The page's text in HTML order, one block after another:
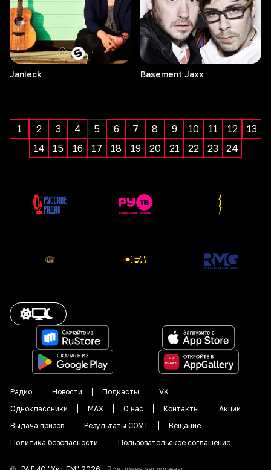
Janieck Basement Jaxx
1 2 3 4 5 6 7 8 9 10 11 12
13
14
15 16 17 18 19 20 21 22 23 24
Радио Новости Подкасты
VK
Одноклассники
MAX О нас Контакты
Акции
Выдача призов
Результаты СОУТ
Вещание
Политика безопасности
Пользовательское соглашение